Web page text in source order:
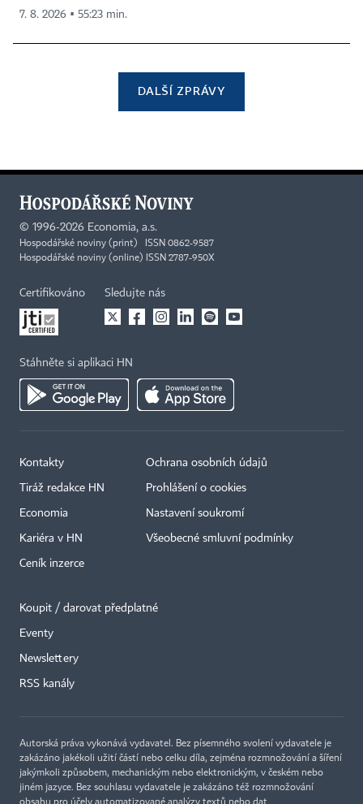
7. 8. 2026 ▪ 55:23 min.
DALŠÍ ZPRÁVY
© 1996-2026 Economia, a.s.
Hospodářské noviny (print) ISSN 0862-9587
Hospodářské noviny (online) ISSN 2787-950X
Certifikováno Sledujte nás
Stáhněte si aplikaci HN
Kontakty
Tiráž redakce HN
Economia
Kariéra v HN
Ceník inzerce
Ochrana osobních údajů
Prohlášení o cookies
Nastavení soukromí
Všeobecné smluvní podmínky
Koupit / darovat předplatné
Eventy
Newslettery
RSS kanály
Autorská práva vykonává vydavatel. Bez písemného svolení vydavatele je
zakázáno jakékoli užití částí nebo celku díla, zejména rozmnožování a šíření
jakýmkoli způsobem, mechanickým nebo elektronickým, v českém nebo
jiném jazyce. Bez souhlasu vydavatele je zakázáno též rozmnožování
obsahu pro účely automatizované analýzy textů nebo dat